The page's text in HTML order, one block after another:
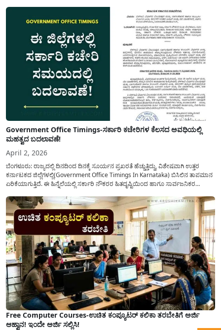
Government Office Timings-ಸರ್ಕಾರಿ ಕಚೇರಿಗಳ ಕೆಲಸದ ಅವಧಿಯಲ್ಲಿ
ಮಹತ್ವದ ಬದಲಾವಣೆ!
April 2, 2026
ಬೆಂಗಳೂರು: ರಾಜ್ಯದಲ್ಲಿ ದಿನದಿಂದ ದಿನಕ್ಕೆ ಸೂರ್ಯನ ಪ್ರಖರತೆ ಹೆಚ್ಚುತ್ತಿದ್ದು, ವಿಶೇಷವಾಗಿ ಉತ್ತರ
ಕರ್ನಾಟಕದ ಜಿಲ್ಲೆಗಳಲ್ಲಿ(Government Office Timings In Karnataka) ಬಿಸಿಲಿನ ತಾಪಮಾನ
ಏರಿಕೆಯಾಗುತ್ತಿದೆ. ಈ ಹಿನ್ನೆಲೆಯಲ್ಲಿ ಸರ್ಕಾರಿ ನೌಕರರ ಹಿತದೃಷ್ಟಿಯಿಂದ ಹಾಗೂ ಸಾರ್ವಜನಿಕರ
ಮತ್ತು ಕಲ್ಯಾಣ ಕರ್ನಾಟಕದ ಒಟ್ಟು 9 ಜಿಲ್ಲೆಗಳಲ್ಲಿ ಏಪ್ರಿಲ್...
Free Computer Courses-ಉಚಿತ ಕಂಪ್ಯೂಟರ್ ಕಲಿಕಾ ತರಬೇತಿಗೆ ಅರ್ಜಿ
ಆಹ್ವಾನ! ಇಂದೇ ಅರ್ಜಿ ಸಲ್ಲಿಸಿ!